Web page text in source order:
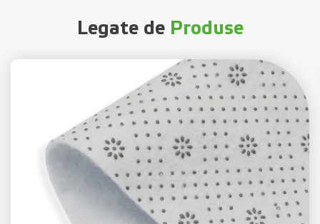
Legate de Produse